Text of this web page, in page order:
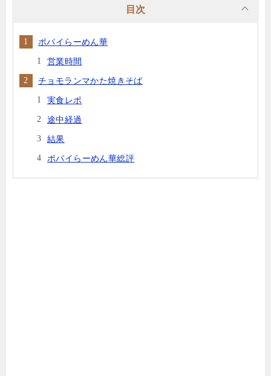
目次
ポパイらーめん華
営業時間
チョモランマかた焼きそば
実食レポ
途中経過
結果
ポパイらーめん華総評